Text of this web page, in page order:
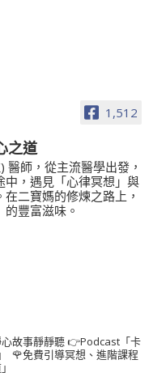
1,512
之道
醫師，從主流醫學出發，
中，遇見「心律冥想」與
二寶媽的修煉之路上，
豐富滋味。
故事靜靜聽⁣👉Podcast「卡
🌹免費引導冥想、進階課程⁣